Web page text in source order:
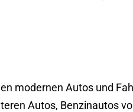
modernen Autos und
Autos, Benzinautos